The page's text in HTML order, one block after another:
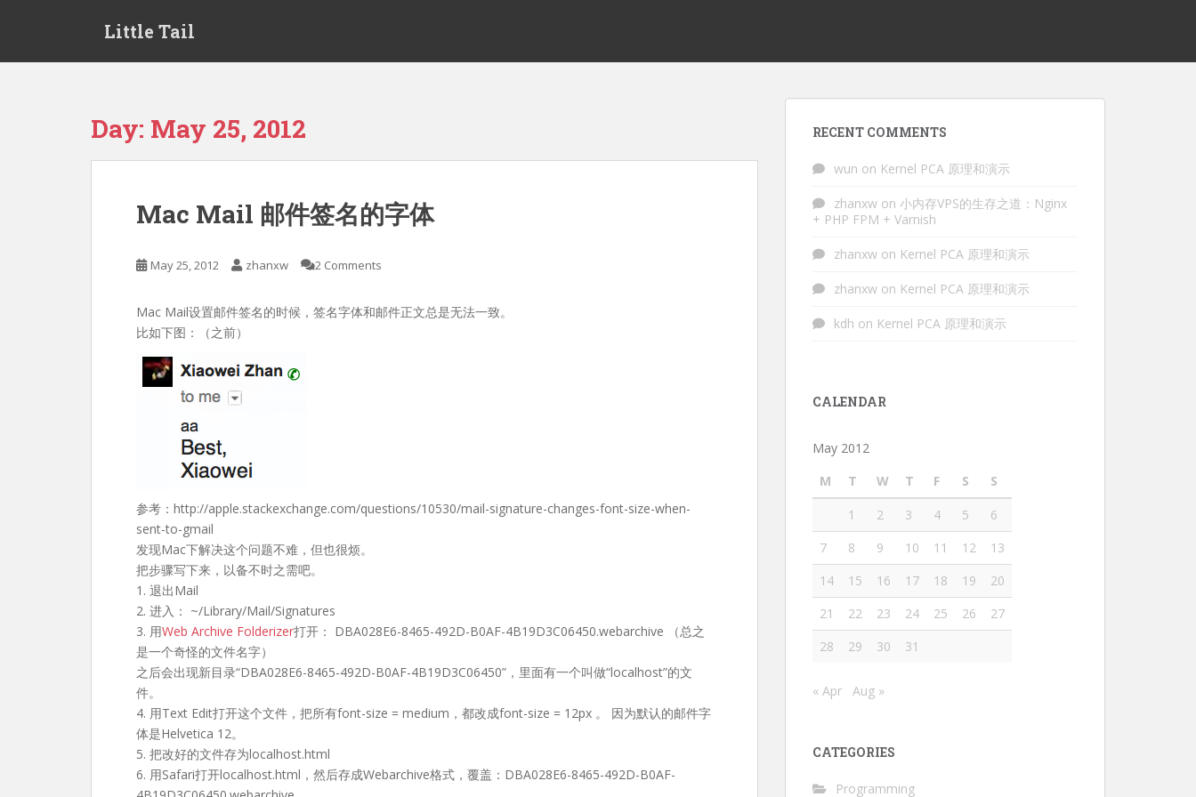
Little Tail
Day: May 25, 2012
Mac Mail 邮件签名的字体
May 25, 2012 zhanxw 2 Comments
Mac Mail设置邮件签名的时候，签名字体和邮件正文总是无法一致。
比如下图：（之前）
参考：http://apple.stackexchange.com/questions/10530/mail-signature-changes-font-size-when-
sent-to-gmail
发现Mac下解决这个问题不难，但也很烦。
把步骤写下来，以备不时之需吧。
1. 退出Mail
2. 进入： ~/Library/Mail/Signatures
3. 用Web Archive Folderizer打开： DBA028E6-8465-492D-B0AF-4B19D3C06450.webarchive （总之
是一个奇怪的文件名字）
之后会出现新目录“DBA028E6-8465-492D-B0AF-4B19D3C06450”，里面有一个叫做“localhost”的文
件。
4. 用Text Edit打开这个文件，把所有font-size = medium，都改成font-size = 12px 。 因为默认的邮件字
体是Helvetica 12。
5. 把改好的文件存为localhost.html
6. 用Safari打开localhost.html，然后存成Webarchive格式，覆盖：DBA028E6-8465-492D-B0AF-
RECENT COMMENTS
wun on Kernel PCA 原理和演示
zhanxw on 小内存VPS的生存之道：Nginx
+ PHP FPM + Varnish
zhanxw on Kernel PCA 原理和演示
zhanxw on Kernel PCA 原理和演示
kdh on Kernel PCA 原理和演示
CALENDAR
May 2012
M
T W T F S
S
1
2 3 4 5
6
7
8 9 10 11 12
13
14
15 16 17 18 19
20
21
22 23 24 25 26
27
28
29 30 31
« Apr Aug »
CATEGORIES
Programming